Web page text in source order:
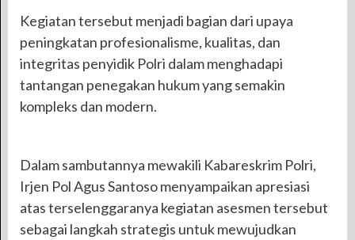
Kegiatan tersebut menjadi bagian dari upaya
peningkatan profesionalisme, kualitas, dan
integritas penyidik Polri dalam menghadapi
tantangan penegakan hukum yang semakin
kompleks dan modern.
Dalam sambutannya mewakili Kabareskrim Polri,
Irjen Pol Agus Santoso menyampaikan apresiasi
atas terselenggaranya kegiatan asesmen tersebut
sebagai langkah strategis untuk mewujudkan